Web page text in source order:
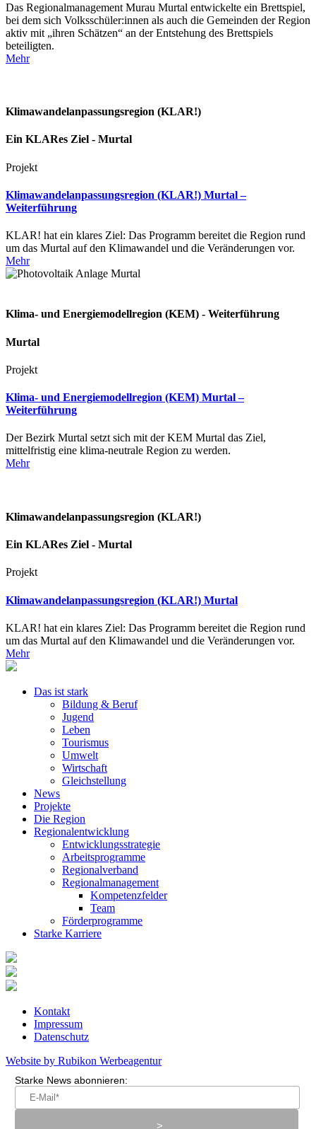
Das Regionalmanagement Murau Murtal entwickelte ein Brettspiel,
bei dem sich Volksschüler:innen als auch die Gemeinden der Region
aktiv mit „ihren Schätzen“ an der Entstehung des Brettspiels
beteiligten.
Mehr
Klimawandelanpassungsregion (KLAR!)
Ein KLARes Ziel - Murtal
Projekt
Klimawandelanpassungsregion (KLAR!) Murtal –
Weiterführung
KLAR! hat ein klares Ziel: Das Programm bereitet die Region rund
um das Murtal auf den Klimawandel und die Veränderungen vor.
Mehr
Klima- und Energiemodellregion (KEM) - Weiterführung
Murtal
Projekt
Klima- und Energiemodellregion (KEM) Murtal –
Weiterführung
Der Bezirk Murtal setzt sich mit der KEM Murtal das Ziel,
mittelfristig eine klima-neutrale Region zu werden.
Mehr
Klimawandelanpassungsregion (KLAR!)
Ein KLARes Ziel - Murtal
Projekt
Klimawandelanpassungsregion (KLAR!) Murtal
KLAR! hat ein klares Ziel: Das Programm bereitet die Region rund
um das Murtal auf den Klimawandel und die Veränderungen vor.
Mehr
Das ist stark
Bildung & Beruf
Jugend
Leben
Tourismus
Umwelt
Wirtschaft
Gleichstellung
News
Projekte
Die Region
Regionalentwicklung
Entwicklungsstrategie
Arbeitsprogramme
Regionalverband
Regionalmanagement
Kompetenzfelder
Team
Förderprogramme
Starke Karriere
Kontakt
Impressum
Datenschutz
Website by Rubikon Werbeagentur
Starke News abonnieren: